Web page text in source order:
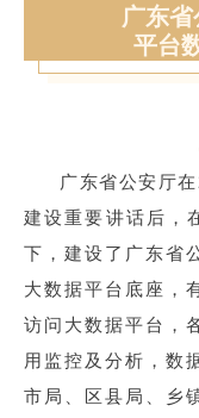
广东
平台
广东省公安厅
建设重要讲话后，
下，建设了广东省
大数据平台底座，
访问大数据平台，
用监控及分析，数
市局、区县局、乡